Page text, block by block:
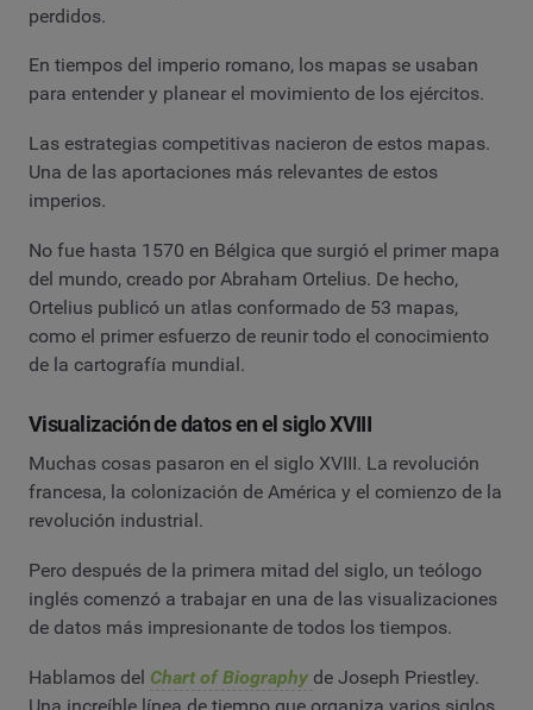
perdidos.
En tiempos del imperio romano, los mapas se usaban
para entender y planear el movimiento de los ejércitos.
Las estrategias competitivas nacieron de estos mapas.
Una de las aportaciones más relevantes de estos
imperios.
No fue hasta 1570 en Bélgica que surgió el primer mapa
del mundo, creado por Abraham Ortelius. De hecho,
Ortelius publicó un atlas conformado de 53 mapas,
como el primer esfuerzo de reunir todo el conocimiento
de la cartografía mundial.
Visualización de datos en el siglo XVIII
Muchas cosas pasaron en el siglo XVIII. La revolución
francesa, la colonización de América y el comienzo de la
revolución industrial.
Pero después de la primera mitad del siglo, un teólogo
inglés comenzó a trabajar en una de las visualizaciones
de datos más impresionante de todos los tiempos.
Hablamos del Chart of Biography de Joseph Priestley.
Una increíble línea de tiempo que organiza varios siglos